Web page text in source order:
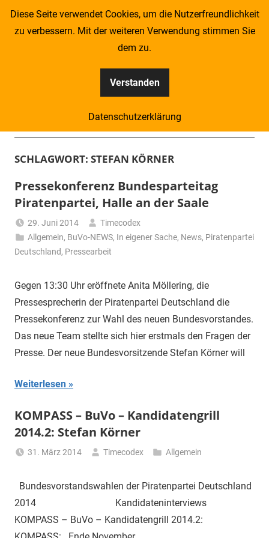
Zum
Kompass
–
Zeitung
für
Piraten
SCHLAGWORT: STEFAN KÖRNER
Pressekonferenz Bundesparteitag
Piratenpartei, Halle an der Saale
29. Juni 2014
Timecodex
Allgemein, BuVo-NEWS, In eigener Sache, News, Piratenpartei
Deutschland, Pressearbeit
Gegen 13:30 Uhr eröffnete Anita Möllering, die
Pressesprecherin der Piratenpartei Deutschland die
Pressekonferenz zur Wahl des neuen Bundesvorstandes.
Das neue Team stellte sich hier erstmals den Fragen der
Presse. Der neue Bundesvorsitzende Stefan Körner will
Weiterlesen
KOMPASS – BuVo – Kandidatengrill
2014.2: Stefan Körner
31. März 2014 Timecodex Allgemein
Bundesvorstandswahlen der Piratenpartei Deutschland
2014 Kandidateninterviews
KOMPASS – BuVo – Kandidatengrill 2014.2:
Diese Seite verwendet Cookies, um die Nutzerfreundlichkeit
zu verbessern. Mit der weiteren Verwendung stimmen Sie
dem zu.
Verstanden
Datenschutzerklärung